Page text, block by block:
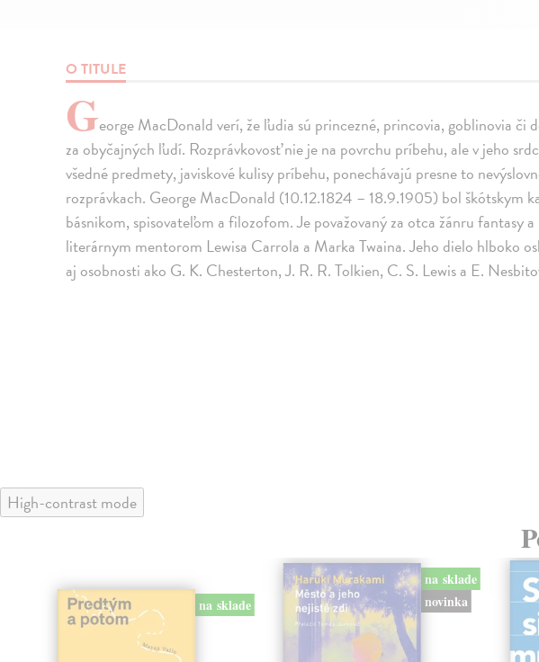
O TITULE
George MacDonald verí, že ľudia sú princezné, princovia, goblinovia či
za obyčajných ľudí. Rozprávkovosť nie je na povrchu príbehu, ale v jeho
všedné predmety, javiskové kulisy príbehu, ponechávajú presne to
rozprávkach. George MacDonald (10.12.1824 – 18.9.1905) bol škótskym
básnikom, spisovateľom a filozofom. Je považovaný za otca žánru fantasy
literárnym mentorom Lewisa Carrola a Marka Twaina. Jeho dielo hlboko
aj osobnosti ako G. K. Chesterton, J. R. R. Tolkien, C. S. Lewis a E.
High-contrast mode
na sklade
na sklade
novinka